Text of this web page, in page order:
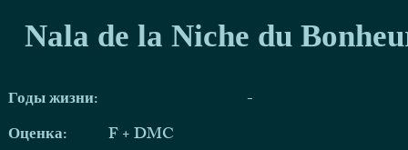
Nala de la Niche du
Годы жизни:
-
Оценка:
F + DMC